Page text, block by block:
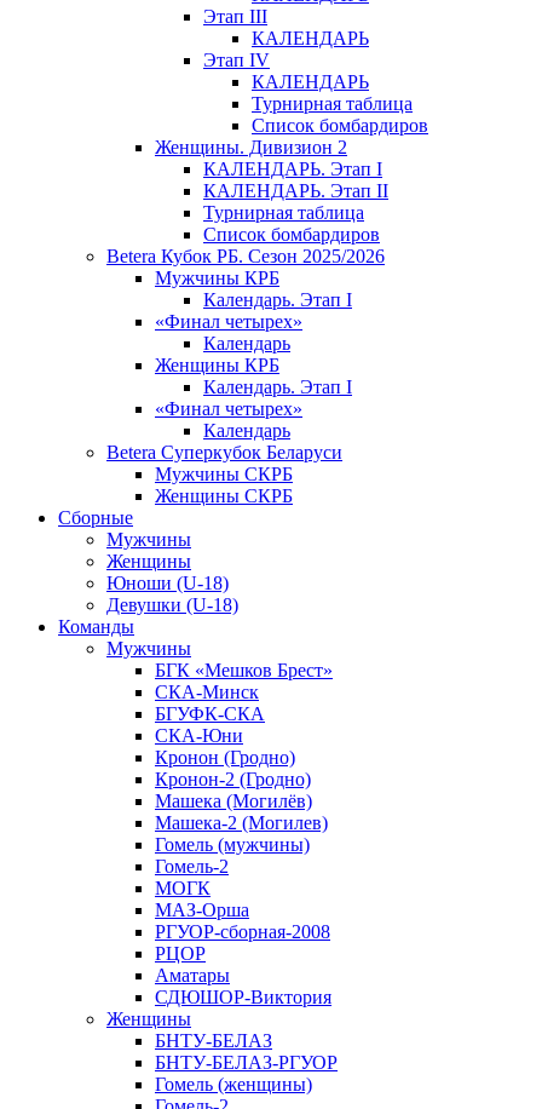
Этап III
КАЛЕНДАРЬ
Этап IV
КАЛЕНДАРЬ
Турнирная таблица
Список бомбардиров
Женщины. Дивизион 2
КАЛЕНДАРЬ. Этап I
КАЛЕНДАРЬ. Этап II
Турнирная таблица
Список бомбардиров
Betera Кубок РБ. Сезон 2025/2026
Мужчины КРБ
Календарь. Этап I
«Финал четырех»
Календарь
Женщины КРБ
Календарь. Этап I
«Финал четырех»
Календарь
Betera Суперкубок Беларуси
Мужчины СКРБ
Женщины СКРБ
Сборные
Мужчины
Женщины
Юноши (U-18)
Девушки (U-18)
Команды
Мужчины
БГК «Мешков Брест»
СКА-Минск
БГУФК-СКА
СКА-Юни
Кронон (Гродно)
Кронон-2 (Гродно)
Машека (Могилёв)
Машека-2 (Могилев)
Гомель (мужчины)
Гомель-2
МОГК
МАЗ-Орша
РГУОР-сборная-2008
РЦОР
Аматары
СДЮШОР-Виктория
Женщины
БНТУ-БЕЛАЗ
БНТУ-БЕЛАЗ-РГУОР
Гомель (женщины)